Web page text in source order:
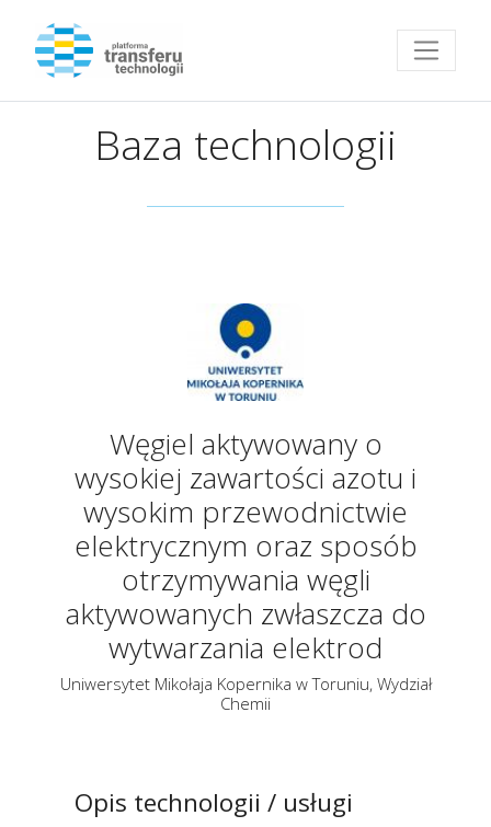
Przejdź do strony głównej
Baza technologii
Węgiel aktywowany o
wysokiej zawartości azotu i
wysokim przewodnictwie
elektrycznym oraz sposób
otrzymywania węgli
aktywowanych zwłaszcza do
wytwarzania elektrod
Uniwersytet Mikołaja Kopernika w Toruniu, Wydział
Chemii
Opis technologii / usługi